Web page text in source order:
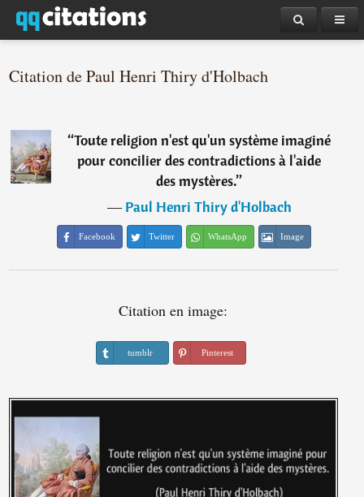
Citation de Paul Henri Thiry d'Holbach
“Toute religion n'est qu'un système imaginé
pour concilier des contradictions à l'aide
des mystères.”
―Paul Henri Thiry d'Holbach
Facebook Twitter WhatsApp Image
Citation en image:
tumblr Pinterest